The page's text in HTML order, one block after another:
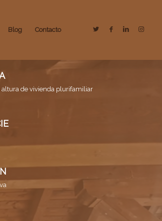
Blog Contacto
altura de vivienda plurifamiliar